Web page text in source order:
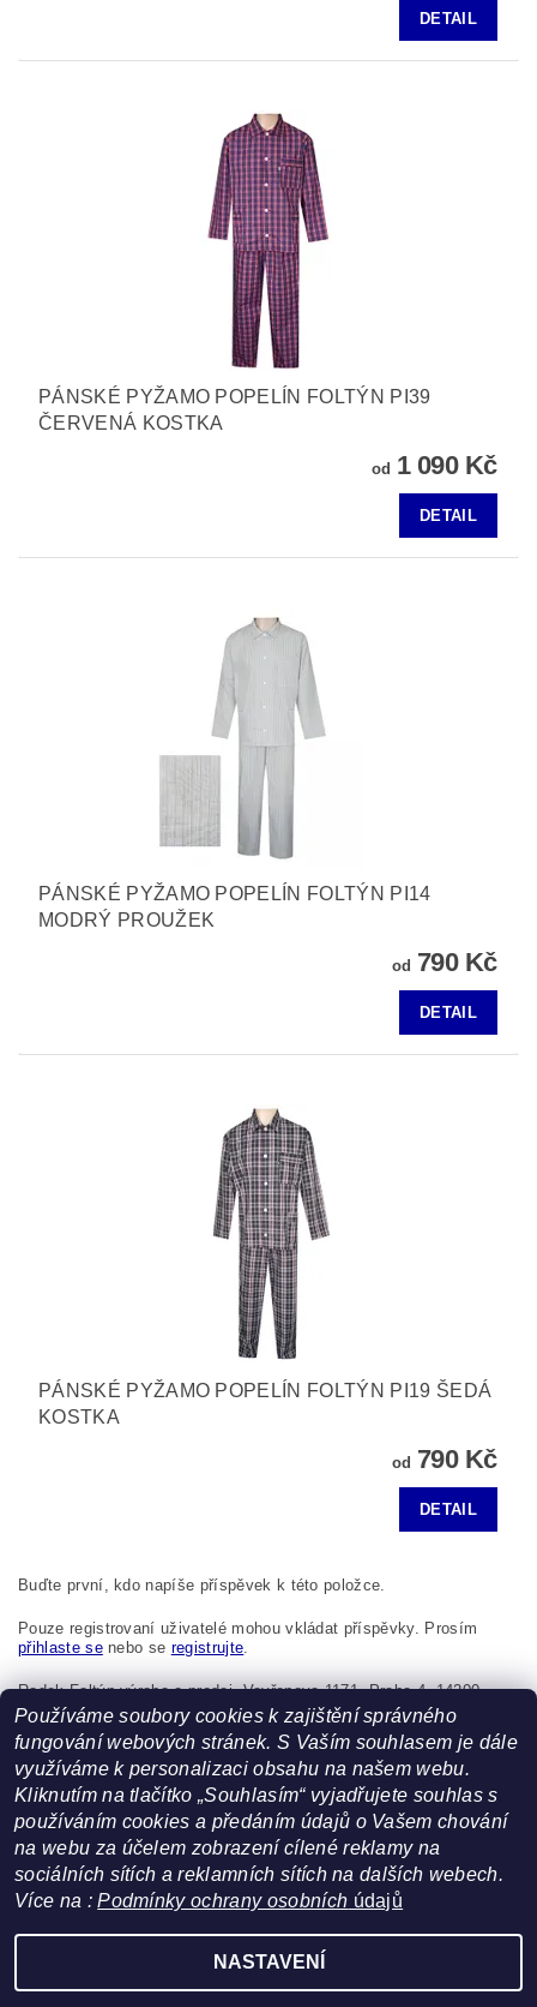
DETAIL
PÁNSKÉ PYŽAMO POPELÍN FOLTÝN PI39
ČERVENÁ KOSTKA
od 1 090 Kč
DETAIL
PÁNSKÉ PYŽAMO POPELÍN FOLTÝN PI14
MODRÝ PROUŽEK
od 790 Kč
DETAIL
PÁNSKÉ PYŽAMO POPELÍN FOLTÝN PI19 ŠEDÁ
KOSTKA
od 790 Kč
DETAIL
Buďte první, kdo napíše příspěvek k této položce.
Pouze registrovaní uživatelé mohou vkládat příspěvky. Prosím
přihlaste senebo se registrujte.
Radek Foltýn výroba a prodej, Vavřenova 1171, Praha 4, 14200,
Česká republika, foltynradek@seznam.cz
Facebook | Heureka.cz
2026 ©FoltynTextil.cz, všechna práva vyhrazenaUpravit nastavení cookies
Používáme soubory cookies k zajištění správného
fungování webových stránek. S Vaším souhlasem je dále
využíváme k personalizaci obsahu na našem webu.
Kliknutím na tlačítko „Souhlasím“ vyjadřujete souhlas s
používáním cookies a předáním údajů o Vašem chování
na webu za účelem zobrazení cílené reklamy na
sociálních sítích a reklamních sítích na dalších webech.
Více na :Podmínky ochrany osobních údajů
NASTAVENÍ